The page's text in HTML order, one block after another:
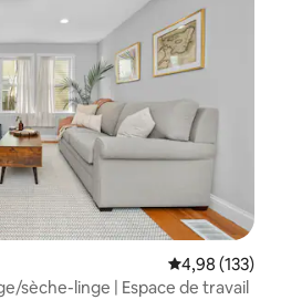
Évaluation
4,98 (133)
sèche-linge | Espace de travail